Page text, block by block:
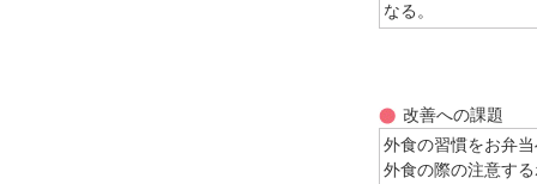
なる。
改善への課題
外食の習慣をお弁
外食の際の注意す